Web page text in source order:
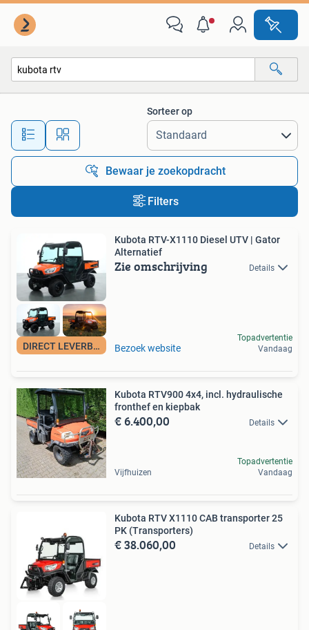
Alle afstanden…
Sorteer op
Bewaar je zoekopdracht
Filters
DIRECT LEVERBAAR!
Kubota RTV-X1110 Diesel UTV | Gator
Alternatief
Zie omschrijving Details
Bezoek website
Topadvertentie
Vandaag
Kubota RTV900 4x4, incl. hydraulische
fronthef en kiepbak
€ 6.400,00 Details
Vijfhuizen
Topadvertentie
Vandaag
Kubota RTV X1110 CAB transporter 25
PK (Transporters)
€ 38.060,00 Details